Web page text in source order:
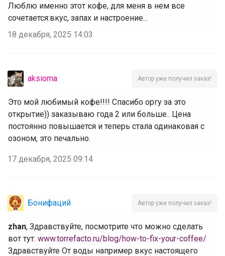
Люблю именно этот кофе, для меня в нем все
сочетается:вкус, запах и настроение...
18 декабря, 2025 14:03
aksioma Автор уже получил заказ!
Это мой любимый кофе!!!! Спасибо оргу за это
открытие)) заказываю года 2 или больше.. Цена
постоянно повышается и теперь стала одинаковая с
озоном, это печально.
17 декабря, 2025 09:14
Бонифаций Автор уже получил заказ!
zhan, Здравствуйте, посмотрите что можно сделать
вот тут. www.torrefacto.ru/blog/how-to-fix-your-coffee/
Здравствуйте От воды например вкус настоящего